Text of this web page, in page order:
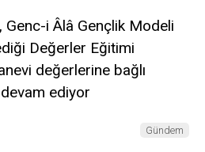
Genc-i Âlâ Gençlik Modeli
Değerler Eğitimi
değerlerine bağlı
ediyor
Gündem